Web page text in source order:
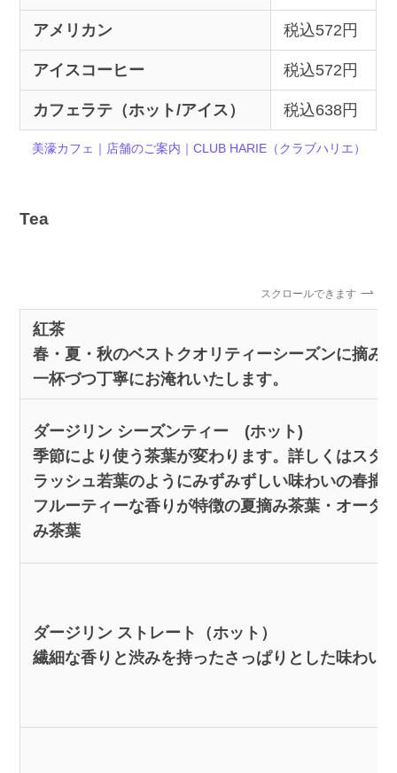
アメリカン 税込572円
アイスコーヒー 税込572円
カフェラテ（ホット/アイス） 税込638円
美濠カフェ｜店舗のご案内｜CLUB HARIE（クラブハリエ）
Tea
スクロールできます
紅茶
春・夏・秋のベストクオリティーシーズンに摘み
一杯づつ丁寧にお淹れいたします。
ダージリン シーズンティー (ホット)
季節により使う茶葉が変わります。詳しくはスタ
ラッシュ若葉のようにみずみずしい味わいの春摘
フルーティーな香りが特徴の夏摘み茶葉・オータ
み茶葉
ダージリン ストレート（ホット）
繊細な香りと渋みを持ったさっぱりとした味わい